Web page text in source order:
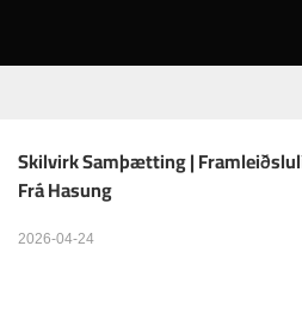
Skilvirk Samþætting |
Frá Hasung
2026-04-24